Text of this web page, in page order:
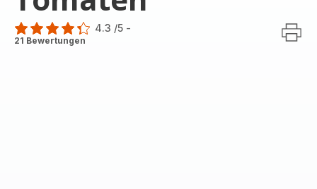
ratings.4.3
4.3 /5 -
21 Bewertungen